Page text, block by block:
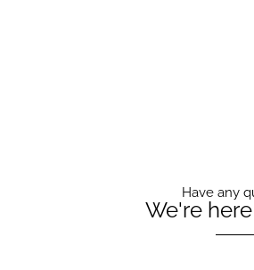
Have any
We're